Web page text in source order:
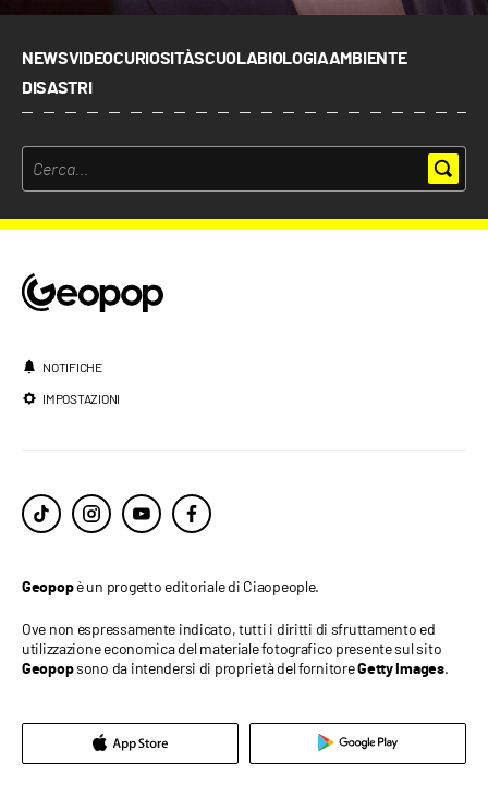
NEWSVIDEOCURIOSITÀSCUOLABIOLOGIAAMBIENTE
DISASTRI
NOTIFICHE
IMPOSTAZIONI
Geopopè un progetto editoriale di Ciaopeople.
Ove non espressamente indicato, tutti i diritti di sfruttamento ed
utilizzazione economica del materiale fotografico presente sul sito
Geopopsono da intendersi di proprietà del fornitoreGetty Images.